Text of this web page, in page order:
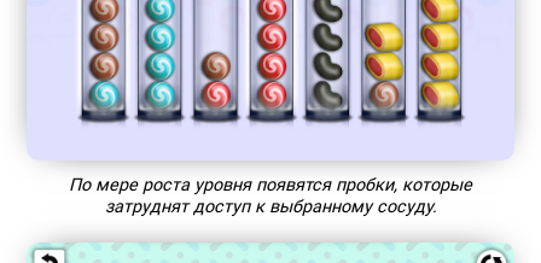
По мере роста уровня появятся пробки, которые
затруднят доступ к выбранному сосуду.